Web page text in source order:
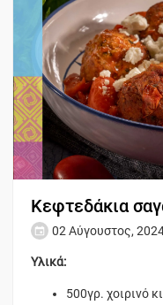
Κεφτεδάκια
02 Αύγουστος,
Υλικά:
500γρ. χοιρινό